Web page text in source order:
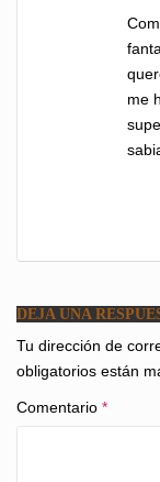
me
DEJA UNA
Tu dirección de
obligatorios están
Comentario *